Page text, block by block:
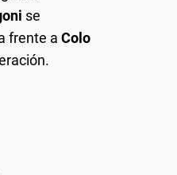
se
frente a Colo